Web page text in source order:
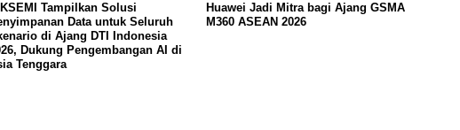
Tampilkan Solusi
Data untuk Seluruh
di Ajang DTI Indonesia
Dukung Pengembangan AI di
Tenggara
Huawei Jadi Mitra bagi Ajang GSMA
M360 ASEAN 2026